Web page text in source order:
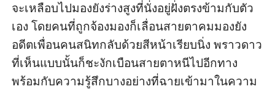
จะเหลือบไปมองยังร่างสูงที่นั่งอยู่ฝั่งตรงข้ามกับตัว
เอง โดยคนที่ถูกจ้องมองก็เลื่อนสายตาคมมองยัง
อดีตเพื่อนคนสนิทกลับด้วยสีหน้าเรียบนิ่ง พราวดาว
ที่เห็นแบบนั้นก็ชะงักเบือนสายตาหนีไปอีกทาง
พร้อมกับความรู้สึกบางอย่างที่ฉายเข้ามาในความ